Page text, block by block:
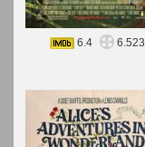
6.4
6.523